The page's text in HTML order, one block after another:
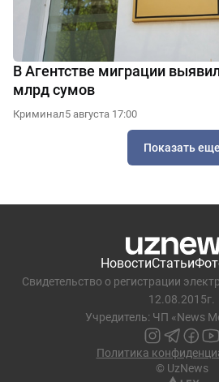
В Агентстве миграции
млрд сумов
Криминал5 августа 17:00
Показать еще
НовостиСтатьи
Свидетельство о регистрации
12.08.2015г.
Учредитель: ЧП «News
Политика
© UzNews